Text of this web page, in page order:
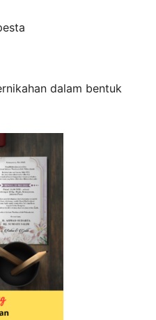
dalam bentuk